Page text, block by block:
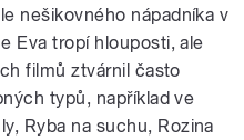
nešikovného nápadníka v
Eva tropí hlouposti, ale
filmů ztvárnil často
typů, například ve
Ryba na suchu, Rozina